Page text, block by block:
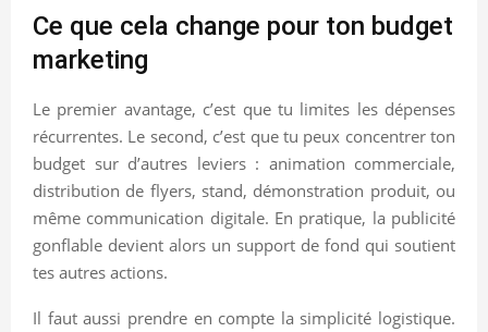
Ce que cela change pour ton budget
marketing
Le premier avantage, c’est que tu limites les dépenses
récurrentes. Le second, c’est que tu peux concentrer ton
budget sur d’autres leviers : animation commerciale,
distribution de flyers, stand, démonstration produit, ou
même communication digitale. En pratique, la publicité
gonflable devient alors un support de fond qui soutient
tes autres actions.
Il faut aussi prendre en compte la simplicité logistique.